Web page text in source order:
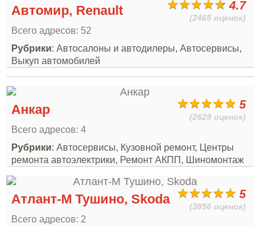
4.7
(2465 оценок)
Автомир, Renault
Всего адресов: 52
Рубрики: Автосалоны и автодилеры, Автосервисы,
Выкуп автомобилей
5
(2629 оценок)
Анкар
Всего адресов: 4
Рубрики: Автосервисы, Кузовной ремонт, Центры
ремонта автоэлектрики, Ремонт АКПП, Шиномонтаж
5
(3856 оценок)
Атлант-М Тушино, Skoda
Всего адресов: 2